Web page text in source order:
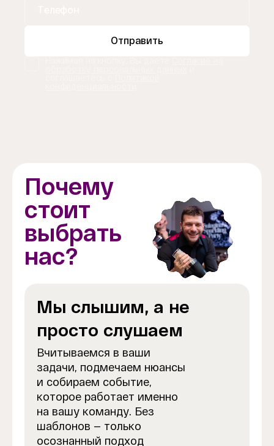
Отправить
Почему
стоит
выбрать
нас?
Мы слышим, а не
просто слушаем
Вчитываемся в ваши
задачи, подмечаем нюансы
и собираем событие,
которое работает именно
на вашу команду. Без
шаблонов — только
осознанный подход